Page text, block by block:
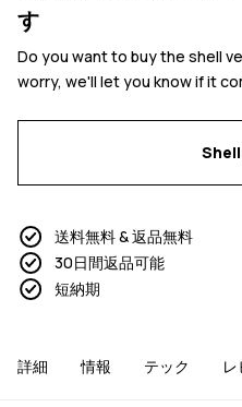
す
Do you want to buy the shell
worry, we'll let you know if it
Shell
送料無料 & 返品無料
30日間返品可能
短納期
詳細 情報 テック